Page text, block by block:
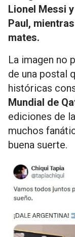
Lionel Messi
Paul,
mates.
La imagen no
de una postal
históricas
Mundial de
ediciones de la
muchos
buena suerte.